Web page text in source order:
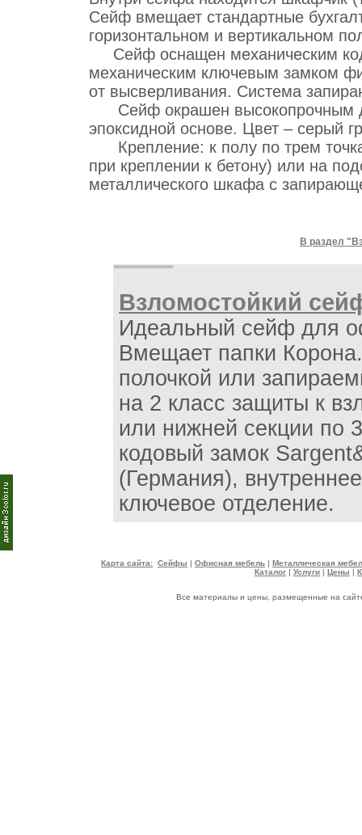
Сейф вмещает стандартные
горизонтальном и вертикальном
Сейф оснащен механическим
механическим ключевым замком
от высверливания. Система
Сейф окрашен высокопрочным
эпоксидной основе. Цвет – серый
Крепление: к полу по трем
при креплении к бетону) или на
металлического шкафа с
В раздел
Взломостойкий
Идеальный сейф для
Вмещает папки
полочкой или
на 2 класс защиты к
или нижней секции по
кодовый замок
(Германия),
ключевое отделение.
Карта сайта: Сейфы | Офисная мебель | Металлическая
Каталог | Услуги | Цены |
Все материалы и цены, размещенные на